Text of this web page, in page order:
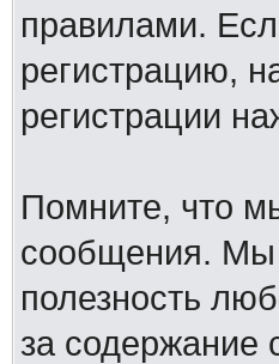
правилами.
регистрацию,
регистрации
Помните, что
сообщения. Мы
полезность
за содержание